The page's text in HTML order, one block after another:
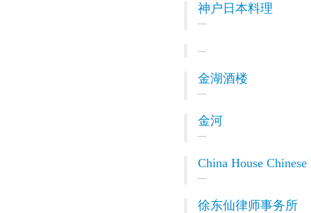
神户日本料理
金湖酒楼
金河
China House Chinese
徐东仙律师事务所